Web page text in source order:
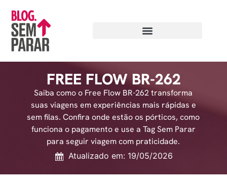
FREE FLOW BR-262
Saiba como o Free Flow BR-262 transforma
suas viagens em experiências mais rápidas e
sem filas. Confira onde estão os pórticos, como
funciona o pagamento e use a Tag Sem Parar
para seguir viagem com praticidade.
Atualizado em: 19/05/2026